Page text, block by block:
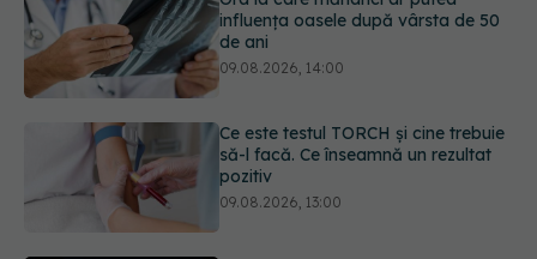
Ce este testul TORCH și cine trebuie
să-l facă. Ce înseamnă un rezultat
pozitiv
Caz șocant la Cluj. Echipaj de
ambulanță atacat în timpul unei
misiuni în Cluj. Șoferul a ajuns la